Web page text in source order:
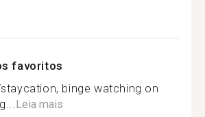
favoritos
binge watching on
Leia mais